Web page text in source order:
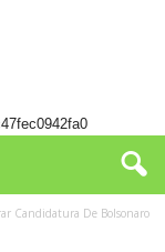
Candidatura De Bolsonaro